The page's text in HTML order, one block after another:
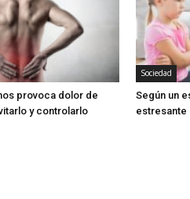
provoca dolor de
y controlarlo
Sociedad
Según un
estresante